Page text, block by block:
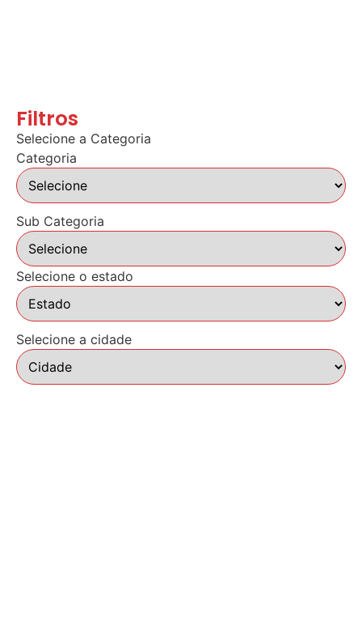
Filtros
Selecione a Categoria
Categoria
Sub Categoria
Selecione o estado
Selecione a cidade